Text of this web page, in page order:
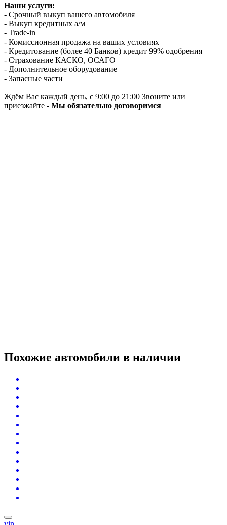
Наши услуги:
- Срочный выкуп вашего автомобиля
- Выкуп кредитных а/м
- Trade-in
- Комиссионная продажа на ваших условиях
- Кредитование (более 40 Банков) кредит 99% одобрения
- Страхование КАСКО, ОСАГО
- Дополнительное оборудование
- Запасные части
Ждём Вас каждый день, с 9:00 до 21:00 Звоните или
приезжайте - Мы обязательно договоримся
Похожие автомобили в наличии